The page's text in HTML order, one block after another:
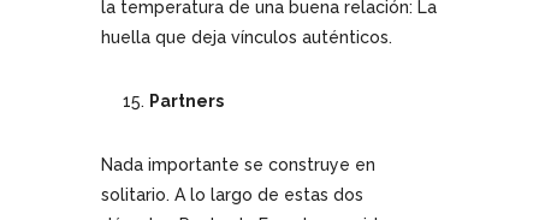
la temperatura de una buena relación: La
huella que deja vínculos auténticos.
Partners
Nada importante se construye en
solitario. A lo largo de estas dos